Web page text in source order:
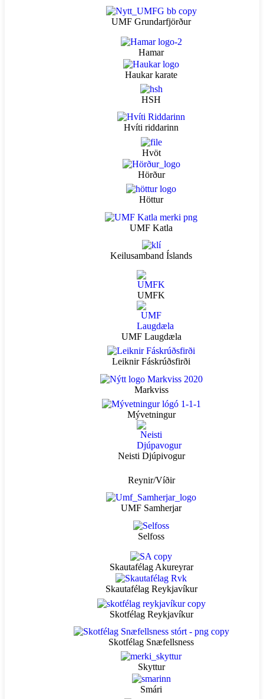
UMF Grundarfjörður
Hamar
Haukar karate
HSH
Hvíti riddarinn
Hvöt
Hörður
Höttur
UMF Katla
Keilusamband Íslands
UMFK
UMF Laugdæla
Leiknir Fáskrúðsfirði
Markviss
Mývetningur
Neisti Djúpivogur
Reynir/Víðir
UMF Samherjar
Selfoss
Skautafélag Akureyrar
Skautafélag Reykjavíkur
Skotfélag Reykjavíkur
Skotfélag Snæfellsness
Skyttur
Smári